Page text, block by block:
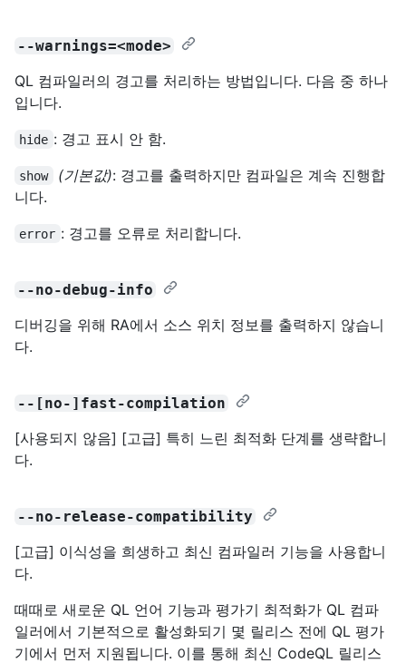
--warnings=<mode>
QL 컴파일러의 경고를 처리하는 방법입니다. 다음 중 하나
입니다.
hide : 경고 표시 안 함.
show (기본값): 경고를 출력하지만 컴파일은 계속 진행합
니다.
error : 경고를 오류로 처리합니다.
--no-debug-info
디버깅을 위해 RA에서 소스 위치 정보를 출력하지 않습니
다.
--[no-]fast-compilation
[사용되지 않음] [고급] 특히 느린 최적화 단계를 생략합니
다.
--no-release-compatibility
[고급] 이식성을 희생하고 최신 컴파일러 기능을 사용합니
다.
때때로 새로운 QL 언어 기능과 평가기 최적화가 QL 컴파
일러에서 기본적으로 활성화되기 몇 릴리스 전에 QL 평가
기에서 먼저 지원됩니다. 이를 통해 최신 CodeQL 릴리스